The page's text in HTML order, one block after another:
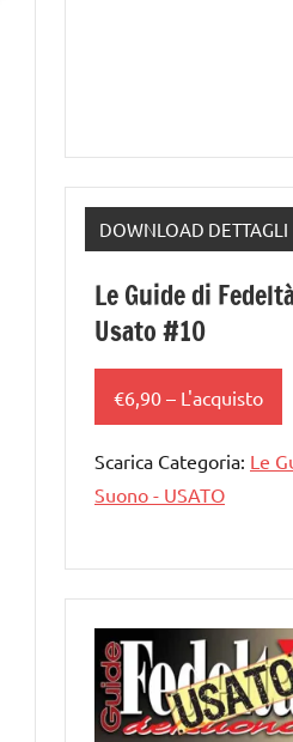
DOWNLOAD DETTAGLI
Le Guide di
Usato #10
€6,90 – L'acquisto
Scarica Categoria: Le
Suono - USATO